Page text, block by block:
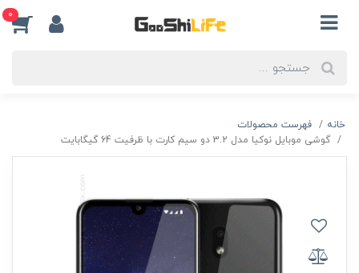
0
خانه
فهرست محصولات
گوشی موبایل نوکیا مدل 3.2 دو سیم کارت با ظرفیت 64 گیگابایت